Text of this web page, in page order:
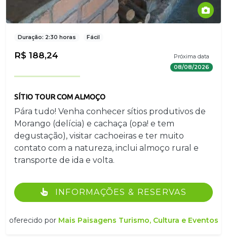
Duração: 2:30 horas Fácil
Próxima data
08/08/2026
R$ 188,24
SÍTIO TOUR COM ALMOÇO
Pára tudo! Venha conhecer sítios produtivos de
Morango (delícia) e cachaça (opa! e tem
degustação), visitar cachoeiras e ter muito
contato com a natureza, inclui almoço rural e
transporte de ida e volta.
INFORMAÇÕES & RESERVAS
oferecido por Mais Paisagens Turismo, Cultura e Eventos